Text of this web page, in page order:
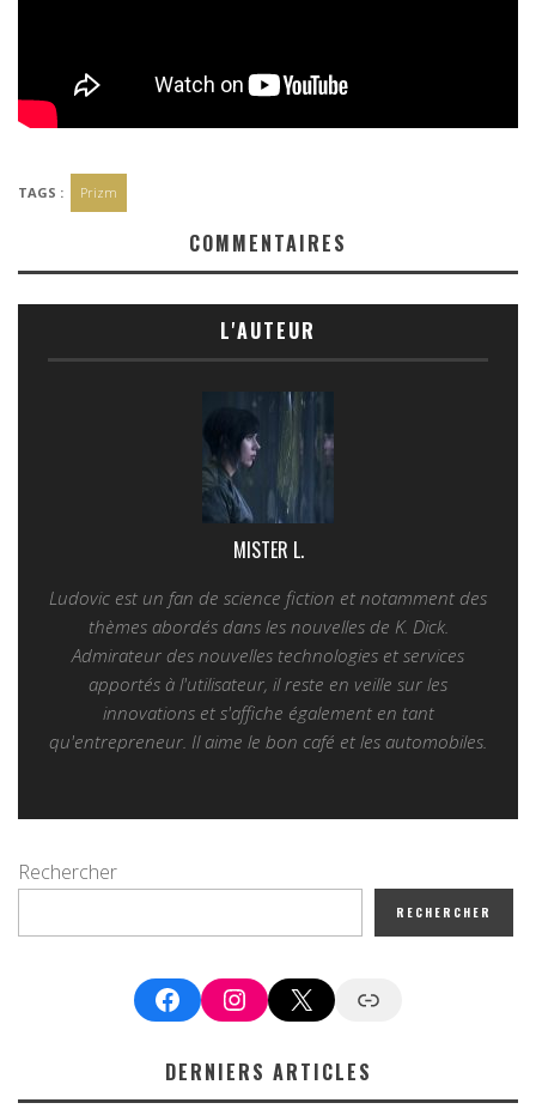
TAGS : Prizm
COMMENTAIRES
L'AUTEUR
MISTER L.
Ludovic est un fan de science fiction et notamment des
thèmes abordés dans les nouvelles de K. Dick.
Admirateur des nouvelles technologies et services
apportés à l'utilisateur, il reste en veille sur les
innovations et s'affiche également en tant
qu'entrepreneur. Il aime le bon café et les automobiles.
Rechercher
RECHERCHER
FacebookInstagram
X Google News
DERNIERS ARTICLES